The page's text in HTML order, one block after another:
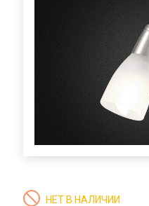
НЕТ В НАЛИЧИИ